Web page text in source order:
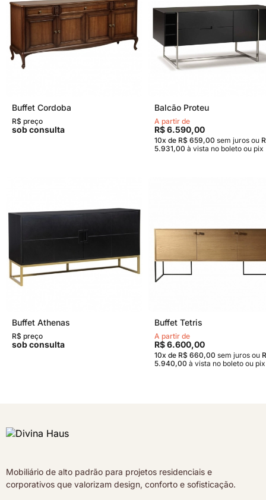
Buffet Cordoba
R$ preço
sob consulta
Balcão Proteu
A partir de
R$ 6.590,00
10x de R$ 659,00 sem juros ou
5.931,00 à vista no boleto ou pix
Buffet Athenas
R$ preço
sob consulta
Buffet Tetris
A partir de
R$ 6.600,00
10x de R$ 660,00 sem juros ou
5.940,00 à vista no boleto ou pix
Mobiliário de alto padrão para projetos residenciais e
corporativos que valorizam design, conforto e sofisticação.